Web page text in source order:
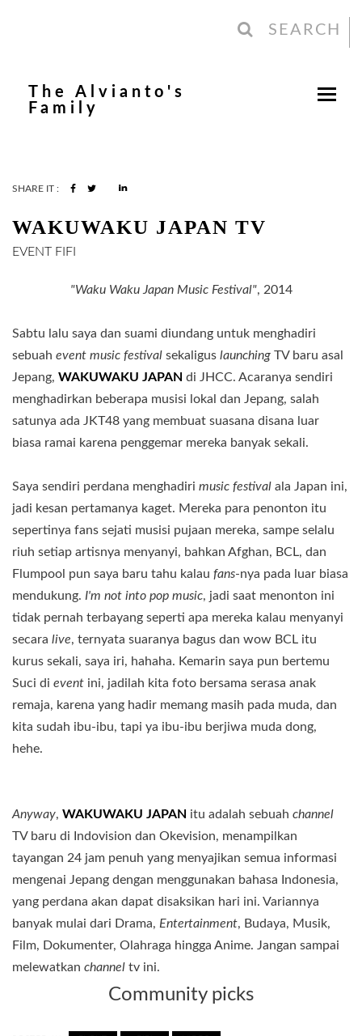
SEARCH
The Alvianto's
Family
SHARE IT :
WAKUWAKU JAPAN TV
EVENT FIFI
"Waku Waku Japan Music Festival", 2014
Sabtu lalu saya dan suami diundang untuk menghadiri
sebuah event music festival sekaligus launching TV baru asal
Jepang, WAKUWAKU JAPAN di JHCC. Acaranya sendiri
menghadirkan beberapa musisi lokal dan Jepang, salah
satunya ada JKT48 yang membuat suasana disana luar
biasa ramai karena penggemar mereka banyak sekali.
Saya sendiri perdana menghadiri music festival ala Japan ini,
jadi kesan pertamanya kaget. Mereka para penonton itu
sepertinya fans sejati musisi pujaan mereka, sampe selalu
riuh setiap artisnya menyanyi, bahkan Afghan, BCL, dan
Flumpool pun saya baru tahu kalau fans-nya pada luar biasa
mendukung. I'm not into pop music, jadi saat menonton ini
tidak pernah terbayang seperti apa mereka kalau menyanyi
secara live, ternyata suaranya bagus dan wow BCL itu
kurus sekali, saya iri, hahaha. Kemarin saya pun bertemu
Suci di event ini, jadilah kita foto bersama serasa anak
remaja, karena yang hadir memang masih pada muda, dan
kita sudah ibu-ibu, tapi ya ibu-ibu berjiwa muda dong,
hehe.
Anyway, WAKUWAKU JAPAN itu adalah sebuah channel
TV baru di Indovision dan Okevision, menampilkan
tayangan 24 jam penuh yang menyajikan semua informasi
mengenai Jepang dengan menggunakan bahasa Indonesia,
yang perdana akan dapat disaksikan hari ini. Variannya
banyak mulai dari Drama, Entertainment, Budaya, Musik,
Film, Dokumenter, Olahraga hingga Anime. Jangan sampai
melewatkan channel tv ini.
Community picks